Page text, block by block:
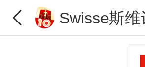
Swisse斯维